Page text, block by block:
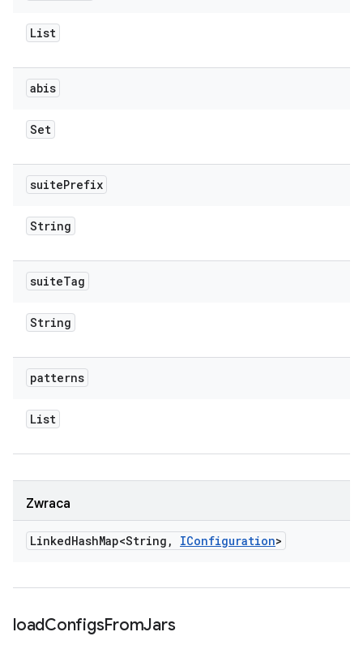
List
abis
Set
suitePrefix
String
suiteTag
String
patterns
List
Zwraca
LinkedHashMap<String , IConfiguration>
loadConfigsFromJars